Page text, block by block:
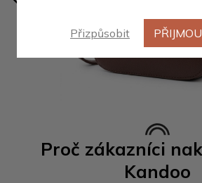
Proč zákazníci
Kandoo
Přizpůsobit